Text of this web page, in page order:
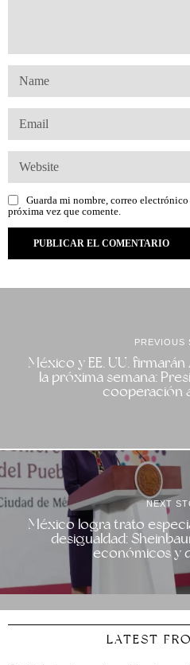
Guarda mi nombre, correo
próxima vez que comente.
PREVIOUS
México y EE. UU.
la próxima semana:
cooperación
NEXT
México logra trato
desigualdad:
económicos y
LATEST